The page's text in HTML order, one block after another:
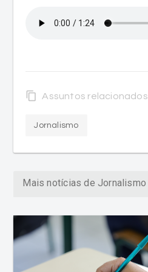
content_copy Assuntos relacionados
Jornalismo
Mais notícias de Jornalismo